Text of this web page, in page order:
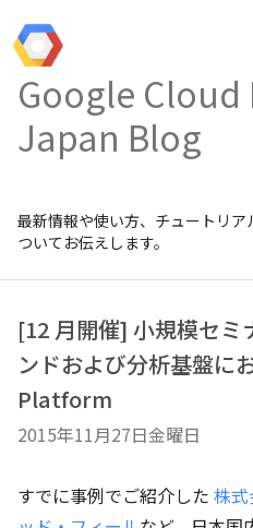
Google
Japan Blog
最新情報や使い方、チュートリ
ついてお伝えします。
[12 月開催] 小規模セミ
ンドおよび分析基盤に
Platform
2015年11月27日金曜日
すでに事例でご紹介した 株